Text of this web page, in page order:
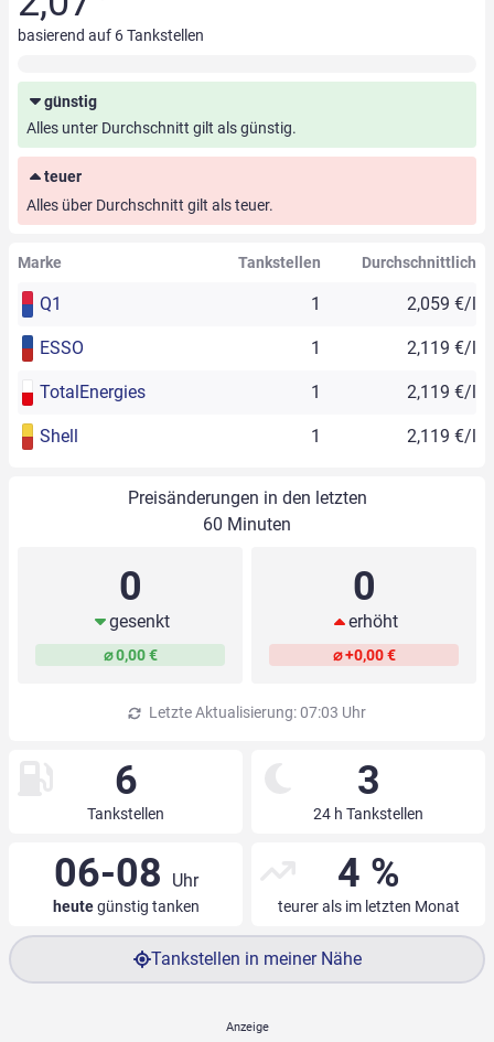
basierend auf 6Tankstellen
günstig
Alles unter Durchschnitt gilt als günstig.
teuer
Alles über Durchschnitt gilt als teuer.
Marke Tankstellen Durchschnittlich
Q1 1 2,059 €/l
ESSO 1 2,119 €/l
TotalEnergies 1 2,119 €/l
Shell 1 2,119 €/l
Preisänderungen in den letzten
60 Minuten
0
gesenkt
⌀ 0,00 €
0
erhöht
⌀ +0,00 €
Letzte Aktualisierung: 07:03 Uhr
6
Tankstellen
3
24 h Tankstellen
06-08 Uhr
heutegünstig tanken
4 %
teurer als im letzten Monat
Tankstellen in meiner Nähe